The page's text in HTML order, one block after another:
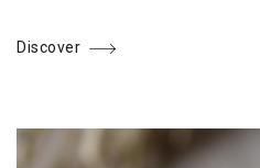
Discover